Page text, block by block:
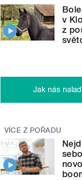
v
z
Jak nás
VÍCE Z POŘADU